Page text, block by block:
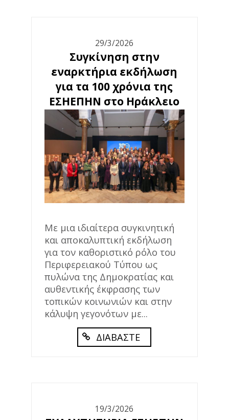
29/3/2026
Συγκίνηση στην
εναρκτήρια εκδήλωση
για τα 100 χρόνια της
ΕΣΗΕΠΗΝ στο Ηράκλειο
Με μια ιδιαίτερα συγκινητική
και αποκαλυπτική εκδήλωση
για τον καθοριστικό ρόλο του
Περιφερειακού Τύπου ως
πυλώνα της Δημοκρατίας και
αυθεντικής έκφρασης των
τοπικών κοινωνιών και στην
κάλυψη γεγονότων με...
ΔΙΑΒΑΣΤΕ
19/3/2026